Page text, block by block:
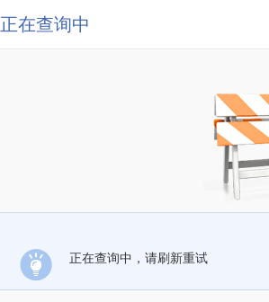
正在查询中
正在查询中，请刷新重试